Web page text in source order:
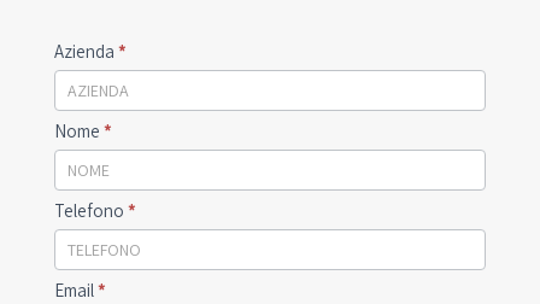
Emilia
Gru
Contact
Azienda *
Nome *
Telefono *
Email*